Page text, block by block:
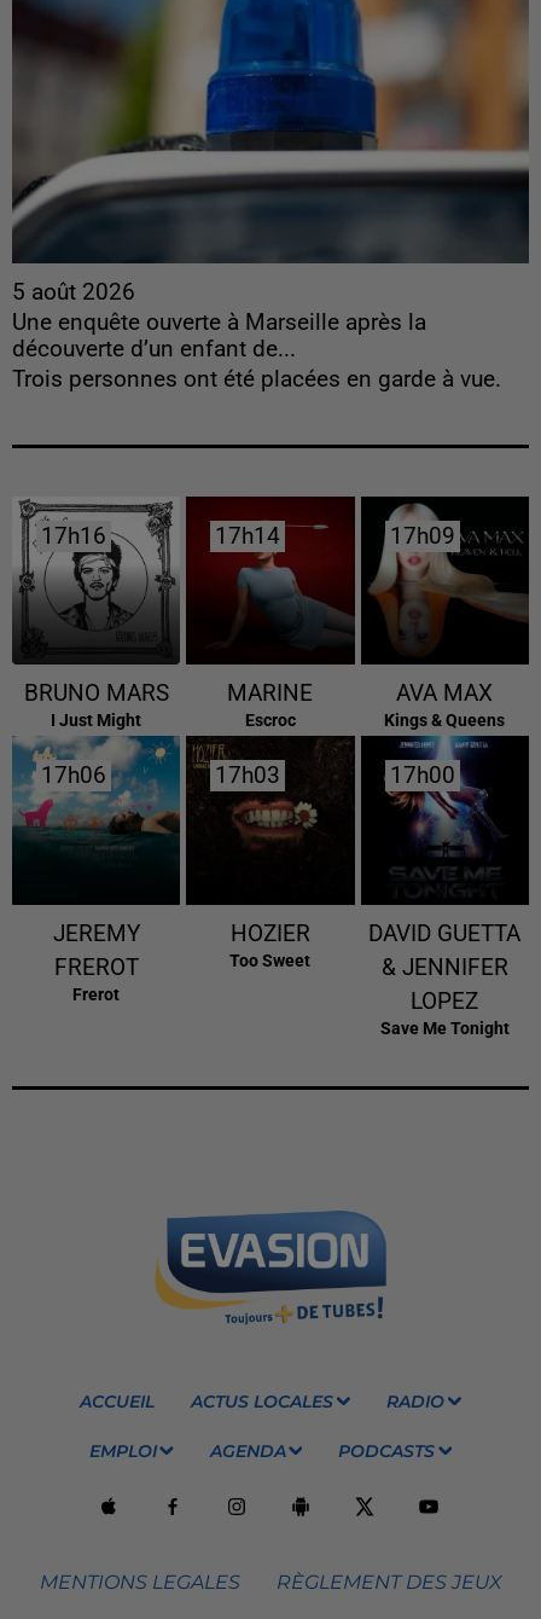
5 août 2026
Une enquête ouverte à Marseille après la
découverte d’un enfant de...
Trois personnes ont été placées en garde à vue.
17h16
17h16
BRUNO MARS
I Just Might
17h14
17h14
MARINE
Escroc
17h09
17h09
AVA MAX
Kings & Queens
17h06
17h06
JEREMY
FREROT
Frerot
17h03
17h03
HOZIER
Too Sweet
17h00
17h00
DAVID GUETTA
& JENNIFER
LOPEZ
Save Me Tonight
ACCUEIL ACTUS LOCALES RADIO
EMPLOI AGENDA PODCASTS
MENTIONS LEGALES RÈGLEMENT DES JEUX